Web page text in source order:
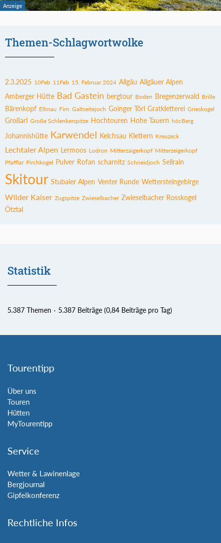
Themen-Schlagwortwolke
2.3.2025 10Feb 11Feb 15. Februar 2024 Allgäu Allgäuer Alpen
Amberger Hütte Bad Gastein bergtour Boden Bregenzerwald Brille
Bärenkopf Ellmau Firn Galtseitejoch Goinger Törl Gratkletterei Grieskogel
Großarl Große Schlenkerspitze Hochtouren Hohe Tauern höcBerg
Johannishütte Karwendel Kelchsau Klettern Kreuzeck
Lechtaler Alpen Lermoos Lodron Mitterzaigerkopf Mitterzeigerkopf
Pfafflar Pirchkogel Pulver Rofan scharnitz Schneidjoch Sellrain
Skitour Stubaier Alpen Venter Runde Wettersteingebirge
Wilder Kaiser Zugspitze Zwieselbacher Zwieselbacher Rosskogel
Ötztal
Statistik
5.387 Themen 5.387 Beiträge (0,84 Beiträge pro Tag)
Tourentipp
Über uns
Touren
Hütten
MyTourentipp
Service
Wetter & Lawinenlage
Bergjournal
Gipfelkonferenz
Rechtliche Infos